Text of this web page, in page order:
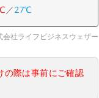
／27℃
社ライフビジネスウェザー
の際は事前にご確認